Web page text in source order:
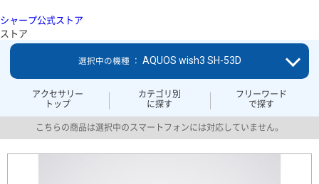
シャープ公式ストア
ストア
アクセサリー
トップ
カテゴリ別
に探す
フリーワード
で探す
選択中の機種 ： AQUOS wish3 SH-53D
こちらの商品は選択中のスマートフォンには対応していません。